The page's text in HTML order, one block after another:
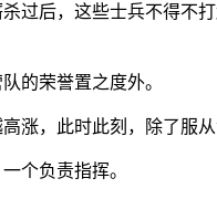
过后，这些士兵不得不
的荣誉置之度外。
涨，此时此刻，除了服
个负责指挥。